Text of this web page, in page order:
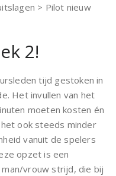
> Pilot nieuw
2!
tijd gestoken in
Het invullen van het
moeten kosten én
ook steeds minder
vanuit de spelers
opzet is een
vrouw strijd, die bij